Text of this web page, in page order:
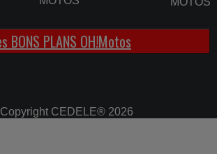
BONS PLANS OH!Motos
CEDELE® 2026